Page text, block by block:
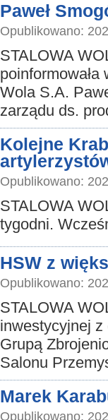
Paweł
Opublikowano:
STALOWA
Wola S.A.
zarządu ds.
Kolejne
Opublikowano:
STALOWA
tygodni.
HSW z
Opublikowano:
STALOWA
inwestycyjnej z
Grupą
Salonu
Marek
Opublikowano: